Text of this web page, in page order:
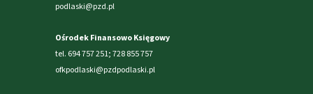
podlaski@pzd.pl
Ośrodek Finansowo Księgowy
tel. 694 757 251; 728 855 757
ofkpodlaski@pzdpodlaski.pl